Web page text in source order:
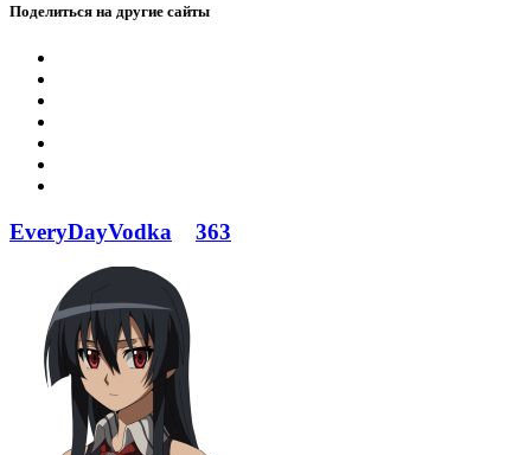
Поделиться на другие сайты
EveryDayVodka 363